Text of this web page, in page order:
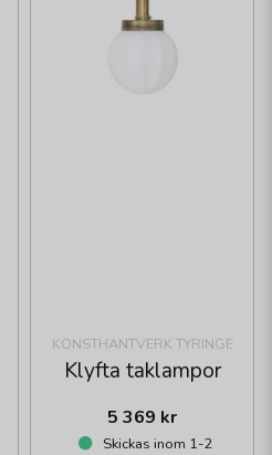
KONSTHANTVERK TYRINGE
Klyfta taklampor
5 369 kr
Skickas inom 1-2